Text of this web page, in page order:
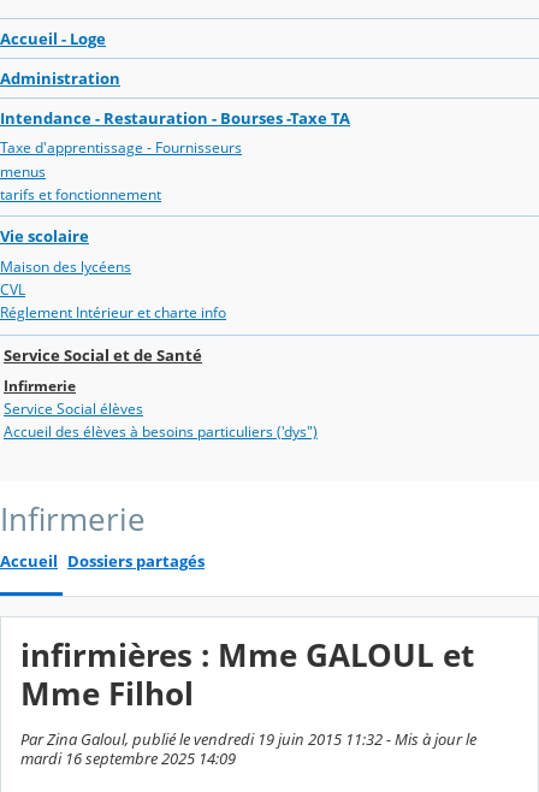
Accueil - Loge
Administration
Intendance - Restauration - Bourses -Taxe TA
Taxe d'apprentissage - Fournisseurs
menus
tarifs et fonctionnement
Vie scolaire
Maison des lycéens
CVL
Réglement Intérieur et charte info
Service Social et de Santé
Infirmerie
Service Social élèves
Accueil des élèves à besoins particuliers ('dys")
Infirmerie
Accueil Dossiers partagés
infirmières : Mme GALOUL et
Mme Filhol
Par Zina Galoul, publié le vendredi 19 juin 2015 11:32 - Mis à jour le
mardi 16 septembre 2025 14:09